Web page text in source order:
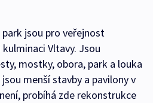
park jsou pro veřejnost
Vltavy. Jsou
mostky, obora, park a louka
menší stavby a pavilony v
probíhá zde rekonstrukce